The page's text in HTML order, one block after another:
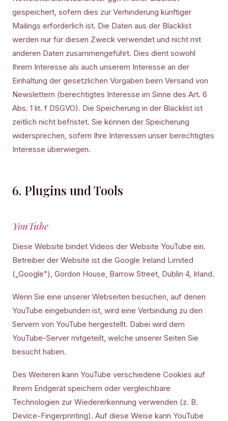
gespeichert, sofern dies zur Verhinderung künftiger
Mailings erforderlich ist. Die Daten aus der Blacklist
werden nur für diesen Zweck verwendet und nicht mit
anderen Daten zusammengeführt. Dies dient sowohl
Ihrem Interesse als auch unserem Interesse an der
Einhaltung der gesetzlichen Vorgaben beim Versand von
Newslettern (berechtigtes Interesse im Sinne des Art. 6
Abs. 1 lit. f DSGVO). Die Speicherung in der Blacklist ist
zeitlich nicht befristet. Sie können der Speicherung
widersprechen, sofern Ihre Interessen unser berechtigtes
Interesse überwiegen.
6. Plugins und Tools
YouTube
Diese Website bindet Videos der Website YouTube ein.
Betreiber der Website ist die Google Ireland Limited
(„Google"), Gordon House, Barrow Street, Dublin 4, Irland.
Wenn Sie eine unserer Webseiten besuchen, auf denen
YouTube eingebunden ist, wird eine Verbindung zu den
Servern von YouTube hergestellt. Dabei wird dem
YouTube-Server mitgeteilt, welche unserer Seiten Sie
besucht haben.
Des Weiteren kann YouTube verschiedene Cookies auf
Ihrem Endgerät speichern oder vergleichbare
Technologien zur Wiedererkennung verwenden (z. B.
Device-Fingerprinting). Auf diese Weise kann YouTube